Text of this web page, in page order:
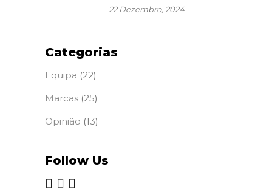
22 Dezembro, 2024
Categorias
Equipa (22)
Marcas (25)
Opinião (13)
Follow Us